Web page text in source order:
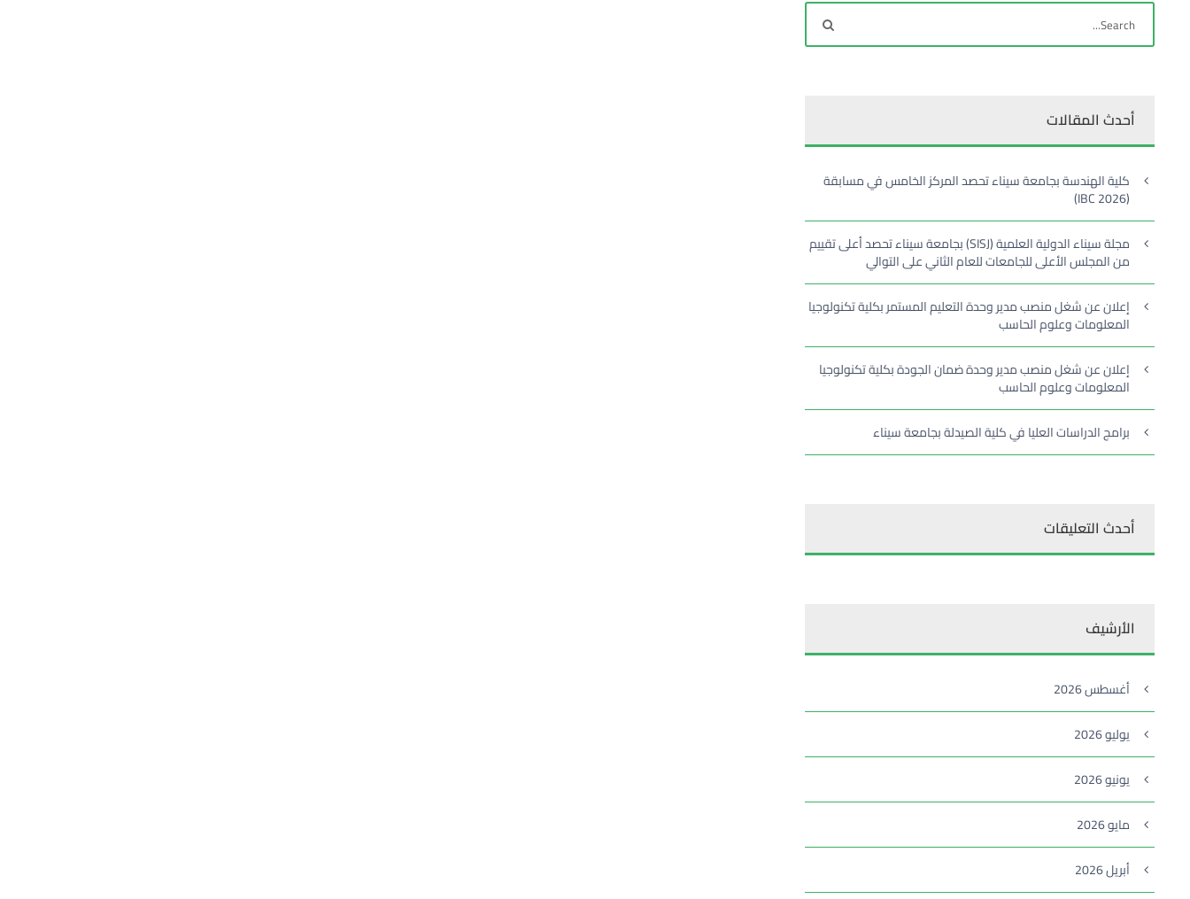
أحدث المقالات
كلية الهندسة بجامعة سيناء تحصد المركز الخامس في مسابقة
(IBC 2026)
مجلة سيناء الدولية العلمية (SISJ) بجامعة سيناء تحصد أعلى تقييم
من المجلس الأعلى للجامعات للعام الثاني على التوالي
إعلان عن شغل منصب مدير وحدة التعليم المستمر بكلية تكنولوجيا
المعلومات وعلوم الحاسب
إعلان عن شغل منصب مدير وحدة ضمان الجودة بكلية تكنولوجيا
المعلومات وعلوم الحاسب
برامج الدراسات العليا في كلية الصيدلة بجامعة سيناء
أحدث التعليقات
الأرشيف
أغسطس 2026
يوليو 2026
يونيو 2026
مايو 2026
أبريل 2026